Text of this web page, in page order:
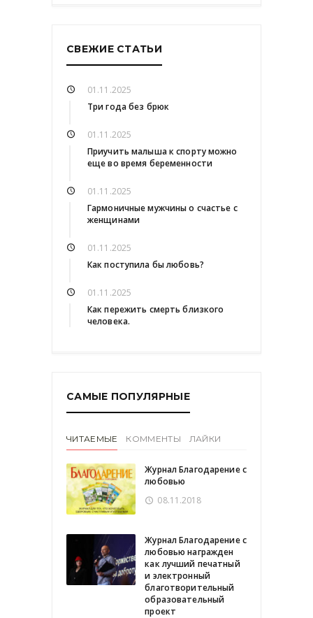
СВЕЖИЕ СТАТЬИ
01.11.2025
Три года без брюк
01.11.2025
Приучить малыша к спорту можно
еще во время беременности
01.11.2025
Гармоничные мужчины о счастье с
женщинами
01.11.2025
Как поступила бы любовь?
01.11.2025
Как пережить смерть близкого
человека.
САМЫЕ ПОПУЛЯРНЫЕ
ЧИТАЕМЫЕ КОММЕНТЫ ЛАЙКИ
Журнал Благодарение с
любовью
08.11.2018
Журнал Благодарение с
любовью награжден
как лучший печатный
и электронный
благотворительный
образовательный
проект